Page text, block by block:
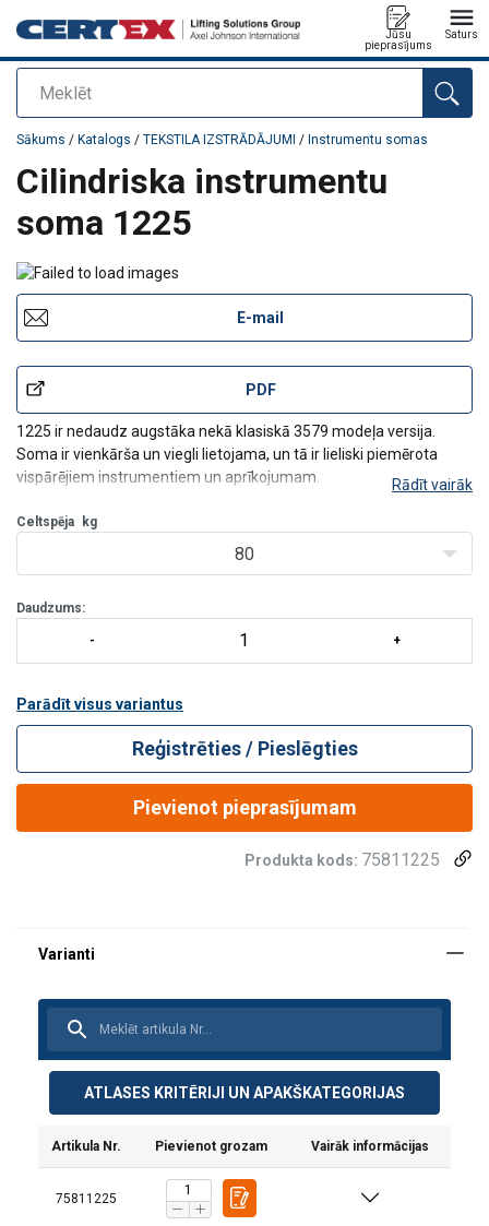
Meklēt
Jūsu
pieprasījums
Saturs
Pievienots jūsu pasūtījumam
Sākums / Katalogs / TEKSTILA IZSTRĀDĀJUMI / Instrumentu somas
Cilindriska instrumentu
soma 1225
E-mail
PDF
1225 ir nedaudz augstāka nekā klasiskā 3579 modeļa versija.
Soma ir vienkārša un viegli lietojama, un tā ir lieliski piemērota
vispārējiem instrumentiem un aprīkojumam.
Rādīt vairāk
Celtspēja kg
80
Daudzums:
Parādīt visus variantus
Reģistrēties / Pieslēgties
Pievienot pieprasījumam
Produkta kods: 75811225
ATLASES KRITĒRIJI UN APAKŠKATEGORIJAS
Artikula Nr. Pievienot grozam Vairāk informācijas
75811225
Materiāls:
Marķējums:
Standarts: